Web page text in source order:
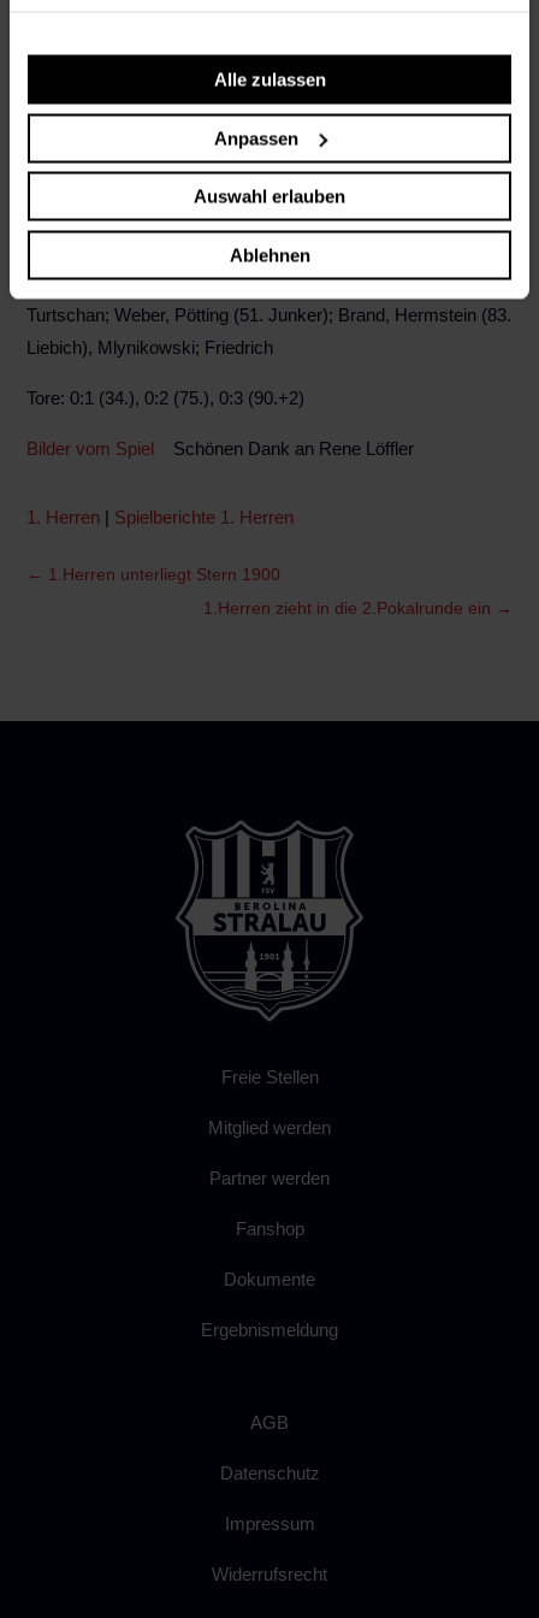
Alle zulassen
Anpassen
Auswahl erlauben
Ablehnen
der sehr engagiert spielende Mlynikowski die Chance zur
Flanke, aber stattdessen landete sein Kurzpass beim Gegner
und dessen Konter wurde zum 0:3 vollendet.
In diesem Spiel hat sich bewahrheitet – in dieser Liga ist viel
möglich: man kann gegen jeden Gegner verlieren, aber man
ist auch gegen Spitzenmannschaften nicht chancenlos!
Aufstellung: Poßnien; Jonach, Orbay (76. Schmidt), Beer,
Turtschan; Weber, Pötting (51. Junker); Brand, Hermstein (83.
Liebich), Mlynikowski; Friedrich
Tore: 0:1 (34.), 0:2 (75.), 0:3 (90.+2)
Bilder vom Spiel Schönen Dank an Rene Löffler
1. Herren | Spielberichte 1. Herren
← 1.Herren unterliegt Stern 1900
1.Herren zieht in die 2.Pokalrunde ein →
Freie Stellen
Mitglied werden
Partner werden
Fanshop
Dokumente
Ergebnismeldung
AGB
Datenschutz
Impressum
Widerrufsrecht